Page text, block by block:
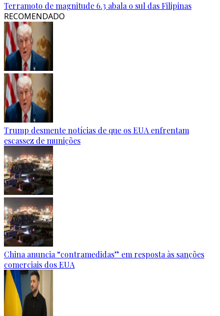
Terramoto de magnitude 6.3 abala o sul das Filipinas
RECOMENDADO
Trump desmente notícias de que os EUA enfrentam
escassez de munições
China anuncia “contramedidas” em resposta às sanções
comerciais dos EUA